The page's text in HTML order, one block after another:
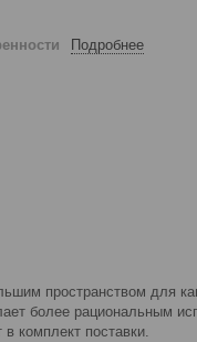
Подробнее
пространством для
более рациональным
комплект поставки.